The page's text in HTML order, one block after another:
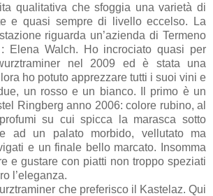
qualitativa che sfoggia una varietà di
e quasi sempre di livello eccelso. La
riguarda un’azienda di Termeno
Elena Walch. Ho incrociato quasi per
nel 2009 ed è stata una
ho potuto apprezzare tutti i suoi vini e
un rosso e un bianco. Il primo è un
Ringberg anno 2006: colore rubino, al
su cui spicca la marasca sotto
ad un palato morbido, vellutato ma
e un finale bello marcato. Insomma
e gustare con piatti non troppo speziati
l’eleganza.
che preferisco il Kastelaz. Qui